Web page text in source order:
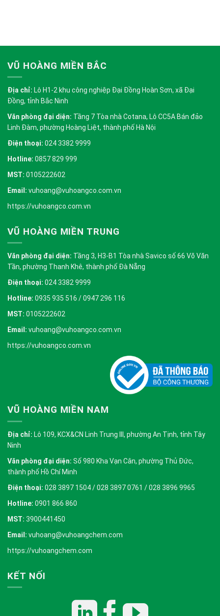
VŨ HOÀNG MIỀN BẮC
Địa chỉ: Lô H1-2 khu công nghiệp Đại Đồng Hoàn Sơn, xã Đại
Đồng, tỉnh Bắc Ninh
Văn phòng đại diện: Tầng 7 Tòa nhà Cotana, Lô CC5A Bán đảo
Linh Đàm, phường Hoàng Liệt, thành phố Hà Nội
Điện thoại: 024 3382 9999
Hotline: 0857 829 999
MST: 0105222602
Email: vuhoang@vuhoangco.com.vn
https://vuhoangco.com.vn
VŨ HOÀNG MIỀN TRUNG
Văn phòng đại diện: Tầng 3, H3-B1 Tòa nhà Savico số 66 Võ Văn
Tần, phường Thanh Khê, thành phố Đà Nẵng
Điện thoại: 024 3382 9999
Hotline: 0935 935 516 / 0947 296 116
MST: 0105222602
Email: vuhoang@vuhoangco.com.vn
https://vuhoangco.com.vn
VŨ HOÀNG MIỀN NAM
Địa chỉ: Lô 109, KCX&CN Linh Trung III, phường An Tịnh, tỉnh Tây
Ninh
Văn phòng đại diện: Số 980 Kha Vạn Cân, phường Thủ Đức,
thành phố Hồ Chí Minh
Điện thoại: 028 3897 1504 / 028 3897 0761 / 028 3896 9965
Hotline: 0901 866 860
MST: 3900441450
Email: vuhoang@vuhoangchem.com
https://vuhoangchem.com
KẾT NỐI